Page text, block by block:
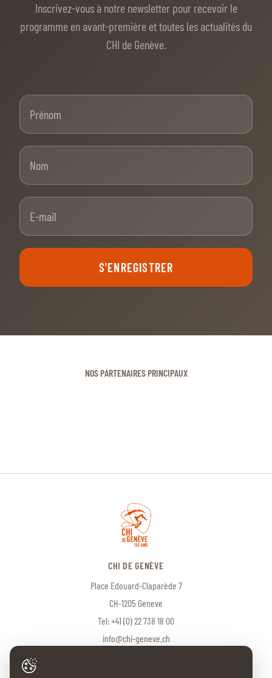
Inscrivez-vous à notre newsletter pour recevoir le
programme en avant-première et toutes les actualités du
CHI de Genève.
S'ENREGISTRER
NOS PARTENAIRES PRINCIPAUX
CHI DE GENÈVE
Place Edouard-Claparède 7
CH-1205 Geneve
Tel:+41 (0) 22 738 18 00
info@chi-geneve.ch